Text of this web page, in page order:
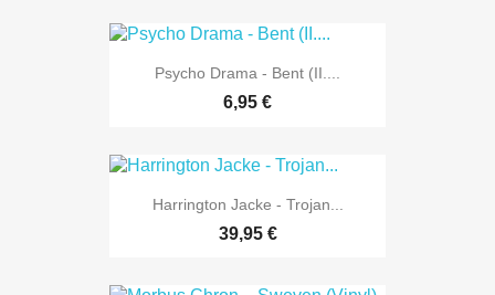
Psycho Drama - Bent (II....
6,95 €
Harrington Jacke - Trojan...
39,95 €